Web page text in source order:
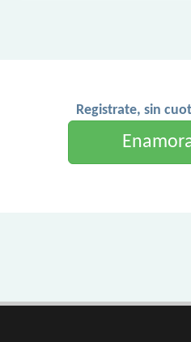
Registrate, sin